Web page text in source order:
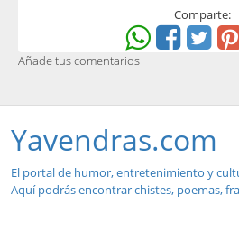
Comparte:
Añade tus comentarios
Yavendras.com
El portal de humor, entretenimiento y
Aquí podrás encontrar chistes, poemas,